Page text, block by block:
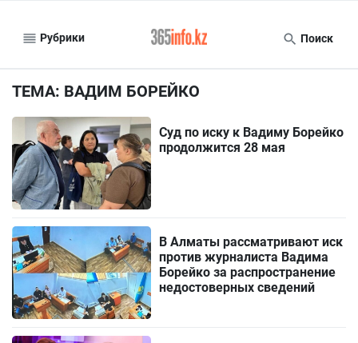
Рубрики Поиск
ТЕМА: ВАДИМ БОРЕЙКО
Суд по иску к Вадиму Борейко
продолжится 28 мая
В Алматы рассматривают иск
против журналиста Вадима
Борейко за распространение
недостоверных сведений